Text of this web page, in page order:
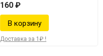
160 ₽
Доставка за 1₽ !